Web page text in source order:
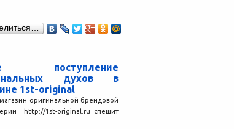
поступление
духов в
1st-original
оригинальной брендовой
http://1st-original.ru спешит
о новом поступлении товара. В